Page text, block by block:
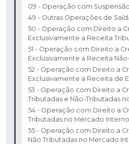
09 - Operação com
49 - Outras Operações de
50 - Operação com Direito a
Exclusivamente a Receita
51 - Operação com Direito a
Exclusivamente a Receita
52 - Operação com Direito a
Exclusivamente a Receita de
53 - Operação com Direito a
Tributadas e Não-Tributadas
54 - Operação com Direito a
Tributadas no Mercado
55 - Operação com Direito a
Não Tributadas no Mercado